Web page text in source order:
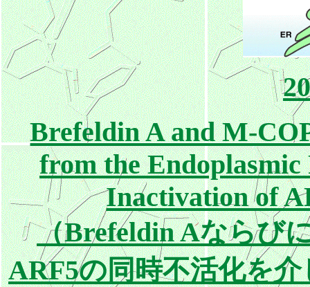
Brefeldin A and M-
from the
Inactivation of
（Brefeldin Aならび
ARF5の同時不活化を